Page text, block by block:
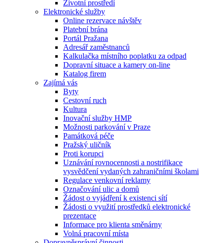
Životní prostředí
Elektronické služby
Online rezervace návštěv
Platební brána
Portál Pražana
Adresář zaměstnanců
Kalkulačka místního poplatku za odpad
Dopravní situace a kamery on-line
Katalog firem
Zajímá vás
Byty
Cestovní ruch
Kultura
Inovační služby HMP
Možnosti parkování v Praze
Památková péče
Pražský uličník
Proti korupci
Uznávání rovnocennosti a nostrifikace
vysvědčení vydaných zahraničními školami
Regulace venkovní reklamy
Označování ulic a domů
Žádost o vyjádření k existenci sítí
Žádosti o využití prostředků elektronické
prezentace
Informace pro klienta směnárny
Volná pracovní místa